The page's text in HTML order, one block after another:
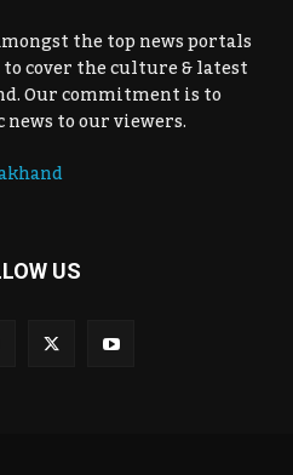
the top news portals
cover the culture & latest
Our commitment is to
to our viewers.
US